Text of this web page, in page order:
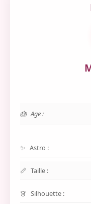
Age :
Astro :
Taille :
Silhouette :